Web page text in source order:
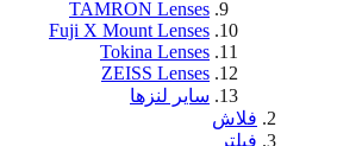
TAMRON Lenses
Fuji X Mount Lenses
Tokina Lenses
ZEISS Lenses
سایر لنزها
فلاش
فيلتر